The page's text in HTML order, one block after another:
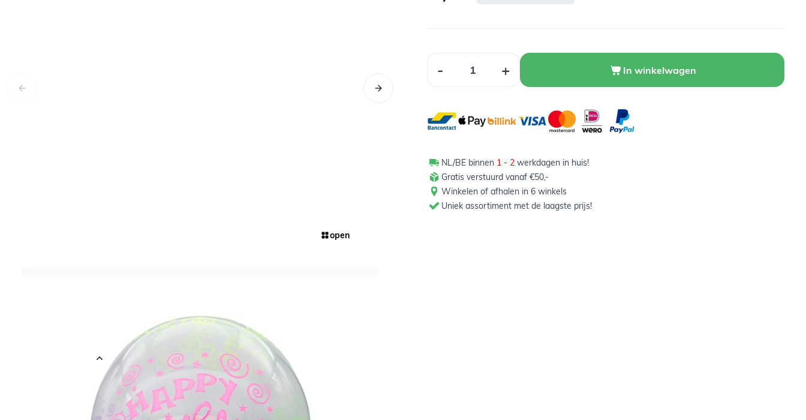
open
Transparante latex ballonnen bedrukt met 'Happy Birthday', sterretjes, swirls, confetti en
feesthoedjes in verschillende neon kleuren. Elke verpakking bevat tien ballonnen.
8720627408233
Mix
- + In winkelwagen
NL/BE binnen 1 - 2 werkdagen in huis!
Gratis verstuurd vanaf €50,-
Winkelen of afhalen in 6 winkels
Uniek assortiment met de laagste prijs!